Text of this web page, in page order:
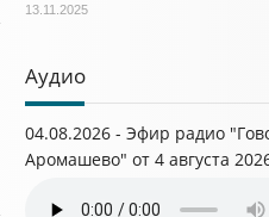
13.11.2025
Аудио
04.08.2026 - Эфир радио
Аромашево" от 4 августа